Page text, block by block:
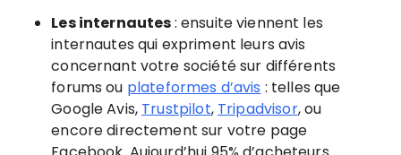
Les internautes: ensuite viennent les
internautes qui expriment leurs avis
concernant votre société sur différents
forums ou plateformes d’avis : telles que
Google Avis, Trustpilot, Tripadvisor, ou
encore directement sur votre page